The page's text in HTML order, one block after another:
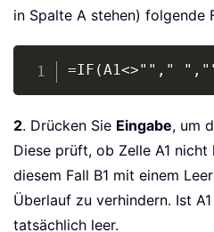
in Spalte A stehen) folgende
=IF(A1<>"","
2. Drücken Sie Eingabe, um
Diese prüft, ob Zelle A1
diesem Fall B1 mit einem
Überlauf zu verhindern. Ist
tatsächlich leer.